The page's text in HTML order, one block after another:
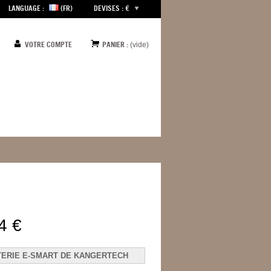
LANGUAGE : (FR) DEVISES : €
VOTRE COMPTE PANIER : (vide)
€
E-SMART DE KANGERTECH